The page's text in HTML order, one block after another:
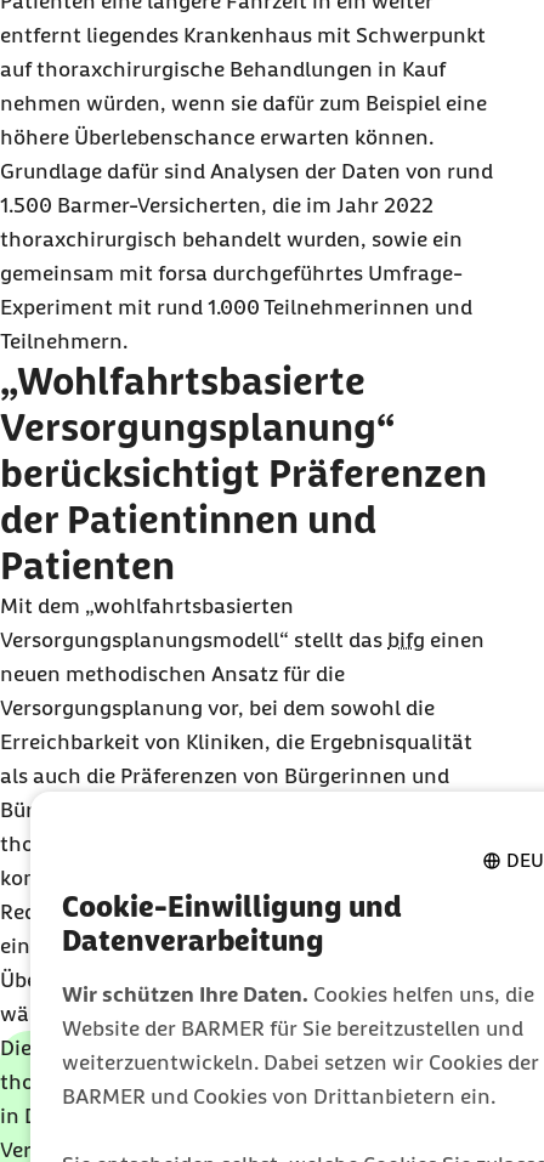
DEU
Cookie-Einwilligung und
Datenverarbeitung
Wir schützen Ihre Daten. Cookies helfen uns, die
Website der BARMER für Sie bereitzustellen und
weiterzuentwickeln. Dabei setzen wir Cookies der
BARMER und Cookies von Drittanbietern ein.
entfernt liegendes Krankenhaus mit Schwerpunkt
auf thoraxchirurgische Behandlungen in Kauf
nehmen würden, wenn sie dafür zum Beispiel eine
höhere Überlebenschance erwarten können.
Grundlage dafür sind Analysen der Daten von rund
1.500 Barmer-Versicherten, die im Jahr 2022
thoraxchirurgisch behandelt wurden, sowie ein
gemeinsam mit forsa durchgeführtes Umfrage-
Experiment mit rund 1.000 Teilnehmerinnen und
Teilnehmern.
„Wohlfahrtsbasierte
Versorgungsplanung“
berücksichtigt Präferenzen
der Patientinnen und
Patienten
Mit dem „wohlfahrtsbasierten
Versorgungsplanungsmodell“ stellt das bifg einen
neuen methodischen Ansatz für die
Versorgungsplanung vor, bei dem sowohl die
Erreichbarkeit von Kliniken, die Ergebnisqualität
als auch die Präferenzen von Bürgerinnen und
Bürgern Berücksichtigung finden. Am Beispiel der
thoraxchirurgischen Behandlung von Lungenkrebs
konnte gezeigt werden, dass eine deutliche
Reduktion der Anzahl der Behandlungsorte zu
einer Verbesserung der Ein-Jahres-
Überlebenswahrscheinlichkeit führen würde,
während die Fahrzeit nur geringfügig zunimmt.
Die Anwendung des Modells auf die
thoraxchirurgische Behandlung von Lungenkrebs
in Deutschland zeigte große Potenziale bei der
Verbesserung der Versorgungsstrukturen. Eine